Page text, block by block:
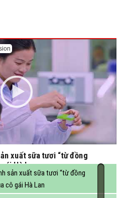
xuất sữa tươi “từ đồng
Hà Lan
sản xuất sữa tươi “từ đồng
cô gái Hà Lan